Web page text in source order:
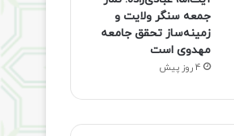
جمعه سنگر ولایت و
زمینه‌ساز تحقق جامعه
مهدوی است
4 روز پیش